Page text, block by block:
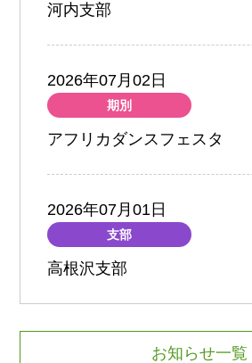
河内支部
2026年07月02日
期別
アフリカダンスフェスタ
2026年07月01日
支部
高根沢支部
お知らせ一覧